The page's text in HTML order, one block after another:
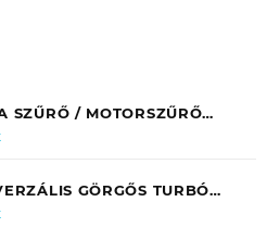
SZŰRŐ / MOTORSZŰRŐ
V10 / SV12 / 969082-01
Current
GÖRGŐS TURBÓ
(280MM)
Current